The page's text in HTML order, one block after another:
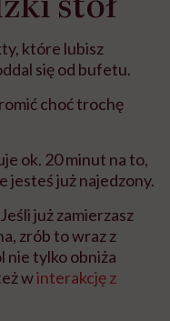
które lubisz
się od bufetu.
choć trochę
ok. 20 minut na to,
jesteś już najedzony.
już zamierzasz
zrób to wraz z
nie tylko obniża
winterakcję z